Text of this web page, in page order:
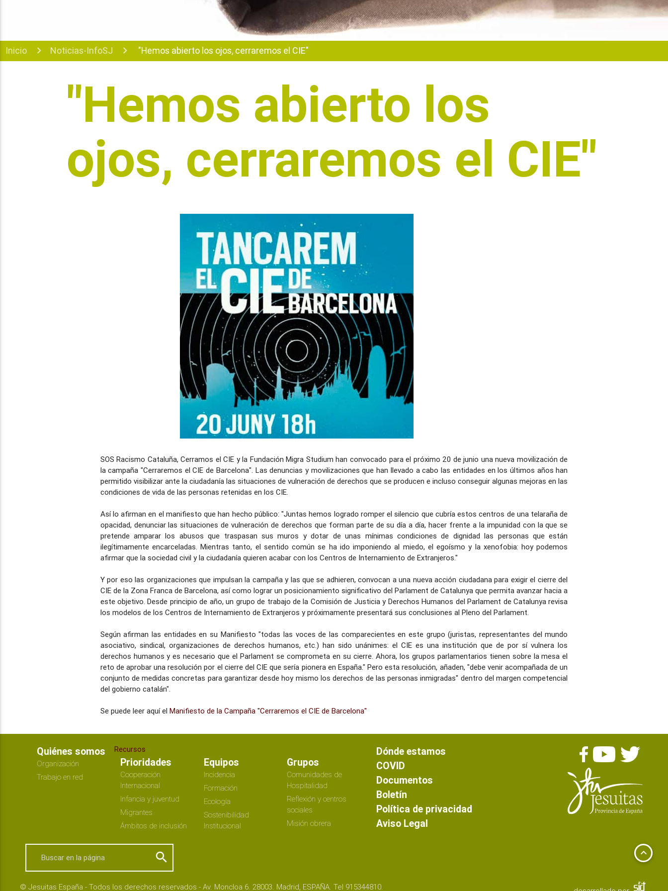
Inicio Noticias-InfoSJ "Hemos abierto los ojos, cerraremos el CIE"
"Hemos abierto los
ojos, cerraremos el CIE"
SOS Racismo Cataluña, Cerramos el CIE y la Fundación Migra Studium han convocado para el próximo 20 de junio una nueva movilización de
la campaña "Cerraremos el CIE de Barcelona". Las denuncias y movilizaciones que han llevado a cabo las entidades en los últimos años han
permitido visibilizar ante la ciudadanía las situaciones de vulneración de derechos que se producen e incluso conseguir algunas mejoras en las
condiciones de vida de las personas retenidas en los CIE.
Así lo afirman en el manifiesto que han hecho público: "Juntas hemos logrado romper el silencio que cubría estos centros de una telaraña de
opacidad, denunciar las situaciones de vulneración de derechos que forman parte de su día a día, hacer frente a la impunidad con la que se
pretende amparar los abusos que traspasan sus muros y dotar de unas mínimas condiciones de dignidad las personas que están
ilegítimamente encarceladas. Mientras tanto, el sentido común se ha ido imponiendo al miedo, el egoísmo y la xenofobia: hoy podemos
afirmar que la sociedad civil y la ciudadanía quieren acabar con los Centros de Internamiento de Extranjeros."
Y por eso las organizaciones que impulsan la campaña y las que se adhieren, convocan a una nueva acción ciudadana para exigir el cierre del
CIE de la Zona Franca de Barcelona, así como lograr un posicionamiento significativo del Parlament de Catalunya que permita avanzar hacia a
este objetivo. Desde principio de año, un grupo de trabajo de la Comisión de Justicia y Derechos Humanos del Parlament de Catalunya revisa
los modelos de los Centros de Internamiento de Extranjeros y próximamente presentará sus conclusiones al Pleno del Parlament.
Según afirman las entidades en su Manifiesto "todas las voces de las comparecientes en este grupo (juristas, representantes del mundo
asociativo, sindical, organizaciones de derechos humanos, etc.) han sido unánimes: el CIE es una institución que de por sí vulnera los
derechos humanos y es necesario que el Parlament se comprometa en su cierre. Ahora, los grupos parlamentarios tienen sobre la mesa el
reto de aprobar una resolución por el cierre del CIE que sería pionera en España." Pero esta resolución, añaden, "debe venir acompañada de un
conjunto de medidas concretas para garantizar desde hoy mismo los derechos de las personas inmigradas" dentro del margen competencial
del gobierno catalán".
Se puede leer aquí el Manifiesto de la Campaña "Cerraremos el CIE de Barcelona"
Quiénes somos
Organización
Trabajo en red
Recursos
Prioridades
Cooperación
Internacional
Infancia y juventud
Migrantes
Ámbitos de inclusión
Equipos
Incidencia
Formación
Ecología
Sostenibilidad
Institucional
Grupos
Comunidades de
Hospitalidad
Reflexión y centros
sociales
Misión obrera
Dónde estamos
COVID
Documentos
Boletín
Política de privacidad
Aviso Legal
search keyboard_arrow_up
© Jesuitas España - Todos los derechos reservados - Av. Moncloa 6. 28003. Madrid, ESPAÑA. Tel 915344810.